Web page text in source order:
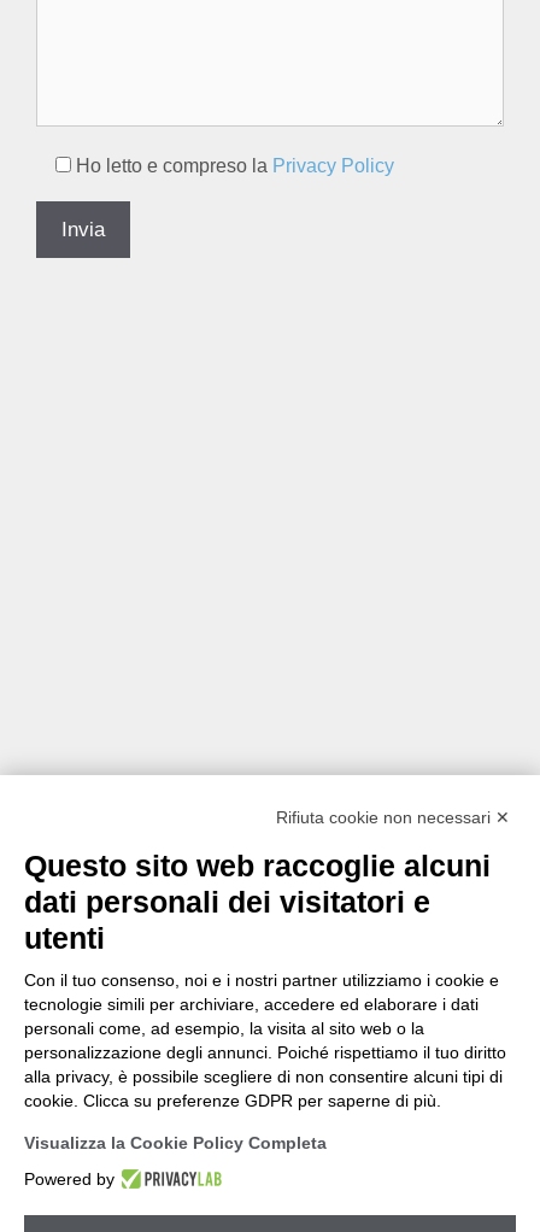
Ho letto e compreso la Privacy Policy
Rifiuta cookie non necessari ✕
Questo sito web raccoglie alcuni
dati personali dei visitatori e
utenti
Con il tuo consenso, noi e i nostri partner utilizziamo i cookie e
tecnologie simili per archiviare, accedere ed elaborare i dati
personali come, ad esempio, la visita al sito web o la
personalizzazione degli annunci. Poiché rispettiamo il tuo diritto
alla privacy, è possibile scegliere di non consentire alcuni tipi di
cookie. Clicca su preferenze GDPR per saperne di più.
Visualizza la Cookie Policy Completa
Powered by